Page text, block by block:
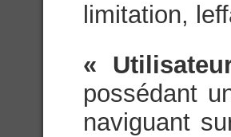
limitation,
«
possédant
naviguant